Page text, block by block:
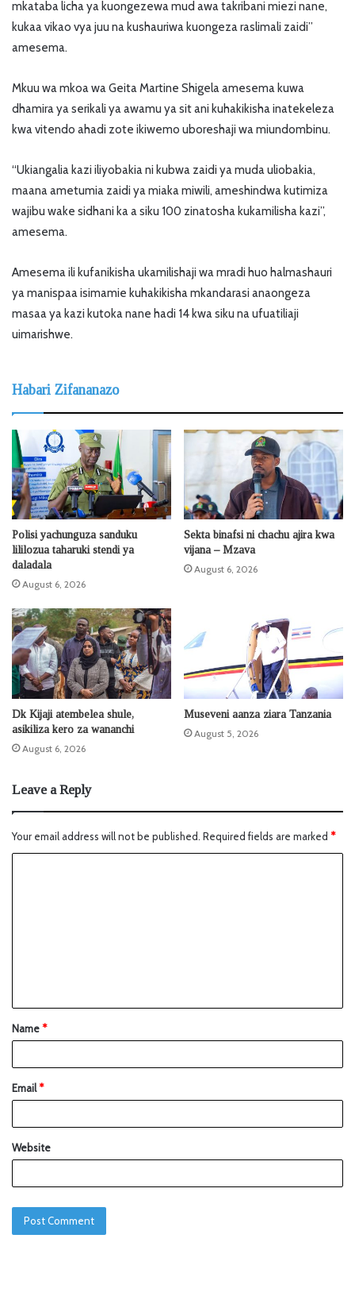
mkataba licha ya kuongezewa mud awa takribani miezi nane,
kukaa vikao vya juu na kushauriwa kuongeza raslimali zaidi”
amesema.
Mkuu wa mkoa wa Geita Martine Shigela amesema kuwa
dhamira ya serikali ya awamu ya sit ani kuhakikisha inatekeleza
kwa vitendo ahadi zote ikiwemo uboreshaji wa miundombinu.
“Ukiangalia kazi iliyobakia ni kubwa zaidi ya muda uliobakia,
maana ametumia zaidi ya miaka miwili, ameshindwa kutimiza
wajibu wake sidhani ka a siku 100 zinatosha kukamilisha kazi”,
amesema.
Amesema ili kufanikisha ukamilishaji wa mradi huo halmashauri
ya manispaa isimamie kuhakikisha mkandarasi anaongeza
masaa ya kazi kutoka nane hadi 14 kwa siku na ufuatiliaji
uimarishwe.
Habari Zifananazo
Polisi yachunguza sanduku
lililozua taharuki stendi ya
daladala
August 6, 2026
Sekta binafsi ni chachu ajira kwa
vijana – Mzava
August 6, 2026
Dk Kijaji atembelea shule,
asikiliza kero za wananchi
August 6, 2026
Museveni aanza ziara Tanzania
August 5, 2026
Leave a Reply
Your email address will not be published. Required fields are marked *
Name*
Email*
Website